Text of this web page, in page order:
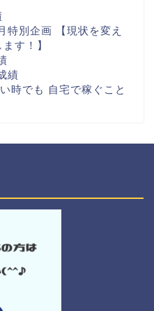
特別企画 【現状を変え
す！】
績
時でも 自宅で稼ぐこと